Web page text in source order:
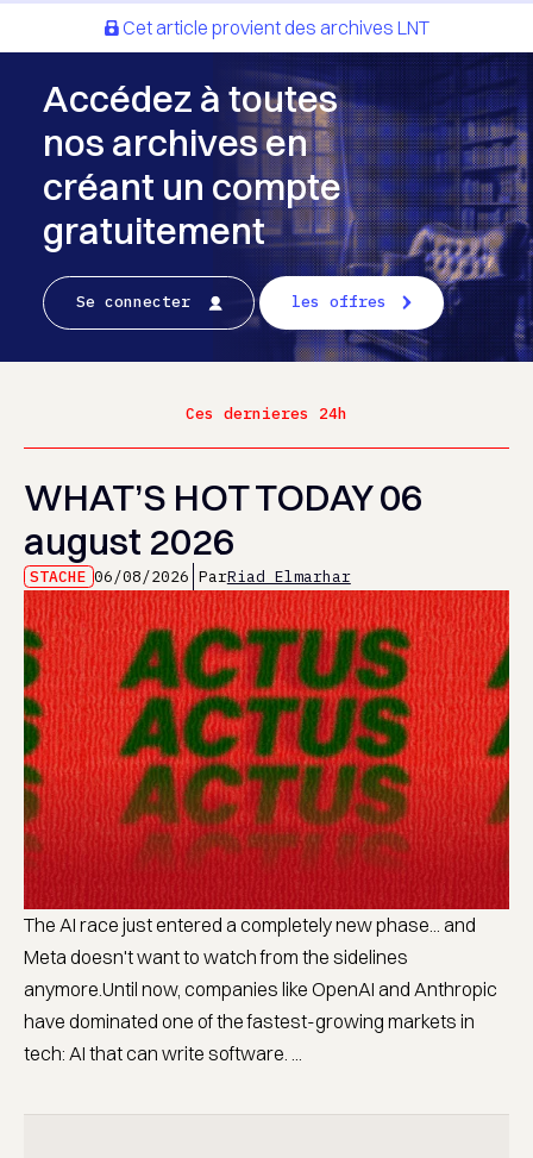
Cet article provient des archives LNT
Accédez à toutes
nos archives en
créant un compte
gratuitement
Se connecter les offres
Ces dernieres 24h
WHAT’S HOT TODAY 06
august 2026
STACHE 06/08/2026 ParRiad Elmarhar
The AI race just entered a completely new phase... and
Meta doesn't want to watch from the sidelines
anymore.Until now, companies like OpenAI and Anthropic
have dominated one of the fastest-growing markets in
tech: AI that can write software. ...